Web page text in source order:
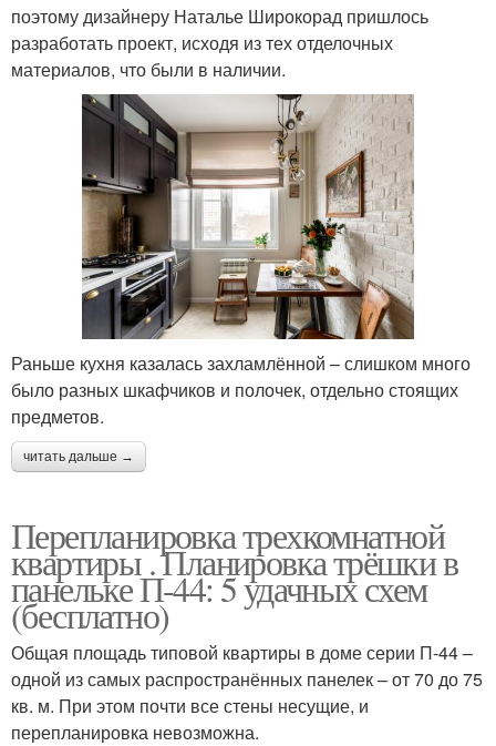
поэтому дизайнеру Наталье Широкорад пришлось
разработать проект, исходя из тех отделочных
материалов, что были в наличии.
Раньше кухня казалась захламлённой – слишком много
было разных шкафчиков и полочек, отдельно стоящих
предметов.
читать дальше →
Перепланировка трехкомнатной
квартиры . Планировка трёшки в
панельке П-44: 5 удачных схем
(бесплатно)
Общая площадь типовой квартиры в доме серии П-44 –
одной из самых распространённых панелек – от 70 до 75
кв. м. При этом почти все стены несущие, и
перепланировка невозможна.